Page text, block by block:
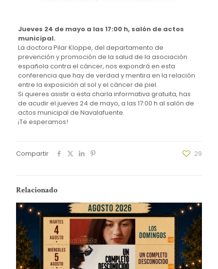
Jueves 24 de mayo a las 17:00 h, salón de actos
municipal.
La doctora Pilar Kloppe, del departamento de
prevención y promoción de la salud de la asociación
española contra el cáncer, nos expondrá en esta
conferencia que hay de verdad y mentira en la relación
entre la exposición al sol y el cáncer de piel.
Si quieres asistir a esta charla informativa gratuita, has
de acudir el jueves 24 de mayo, a las 17:00 h al salón de
actos municipal de Navalafuente.
¡Te esperamos!
Compartir 29
Relacionado